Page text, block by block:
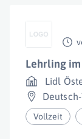
Lehrling
Lidl
Vollzeit